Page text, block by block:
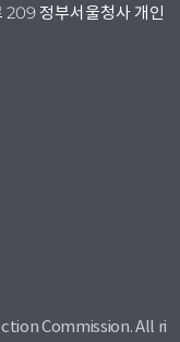
209 정부서울청사 개인
Commission. All ri